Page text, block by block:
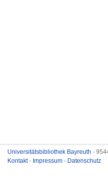
Universitätsbibliothek Bayreuth -
Kontakt- Impressum - Datenschutz